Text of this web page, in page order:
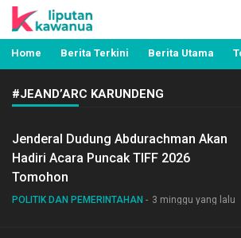
Liputan Kawanua
Berita Manado, Sulawesi Utara,
Pemerintahan, Hukum Kriminal
Home Berita Terkini Berita Utama
#JEAND’ARC KARUNDENG
Jenderal Dudung Abdurachman Akan
Hadiri Acara Puncak TIFF 2026
Tomohon
POLITIK DAN PEMERINTAHAN 3 minggu yang lalu